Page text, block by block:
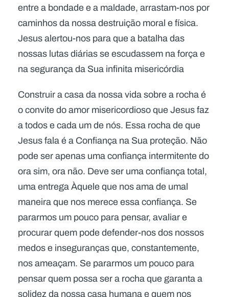
entre a bondade e a maldade, arrastam-nos por
caminhos da nossa destruição moral e física.
Jesus alertou-nos para que a batalha das
nossas lutas diárias se escudassem na força e
na segurança da Sua infinita misericórdia
Construir a casa da nossa vida sobre a rocha é
o convite do amor misericordioso que Jesus faz
a todos e cada um de nós. Essa rocha de que
Jesus fala é a Confiança na Sua proteção. Não
pode ser apenas uma confiança intermitente do
ora sim, ora não. Deve ser uma confiança total,
uma entrega Àquele que nos ama de umal
maneira que nos merece essa confiança. Se
pararmos um pouco para pensar, avaliar e
procurar quem pode defender-nos dos nossos
medos e inseguranças que, constantemente,
nos ameaçam. Se pararmos um pouco para
pensar quem possa ser a rocha que garanta a
solidez da nossa casa humana e quem nos